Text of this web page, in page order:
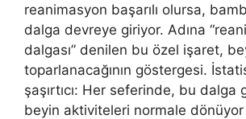
reanimasyon başarılı olursa,
dalga devreye giriyor. Adına
dalgası” denilen bu özel işaret,
toparlanacağının göstergesi.
şaşırtıcı: Her seferinde, bu dalga
beyin aktiviteleri normale